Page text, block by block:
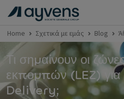
Home Σχετικά με εμάς Blog
Τι σημαίνουν οι
εκπομπών (LEZ)
Delivery;